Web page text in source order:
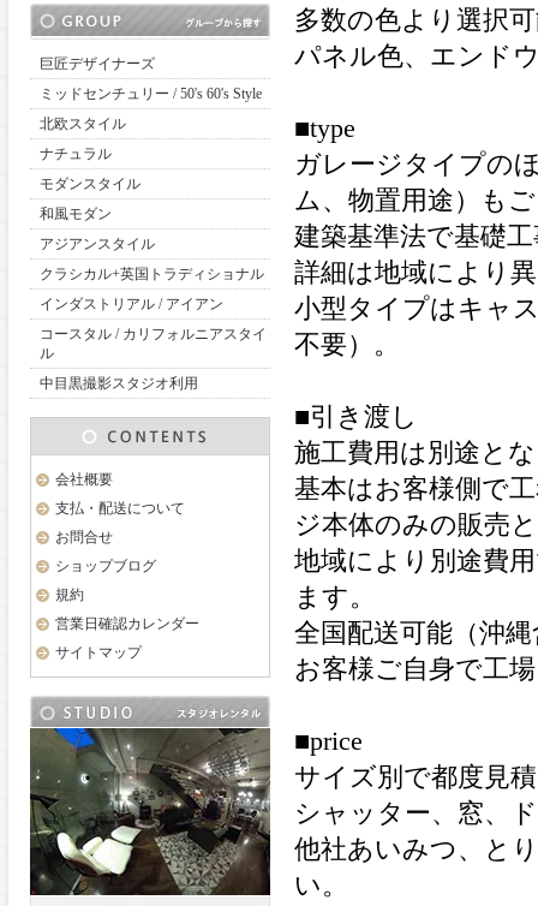
巨匠デザイナーズ
ミッドセンチュリー / 50's 60's Style
北欧スタイル
ナチュラル
モダンスタイル
和風モダン
アジアンスタイル
クラシカル+英国トラディショナル
インダストリアル / アイアン
コースタル / カリフォルニアスタイ
ル
中目黒撮影スタジオ利用
会社概要
支払・配送について
お問合せ
ショップブログ
規約
営業日確認カレンダー
サイトマップ
多数の色より選択
パネル色、エンド
■type
ガレージタイプの
ム、物置用途）も
建築基準法で基礎
詳細は地域により
小型タイプはキャ
不要）。
■引き渡し
施工費用は別途と
基本はお客様側で
ジ本体のみの販売
地域により別途費
ます。
全国配送可能（沖
お客様ご自身で工
■price
サイズ別で都度見
シャッター、窓、
他社あいみつ、と
い。